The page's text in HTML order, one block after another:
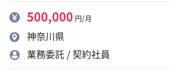
500,000 円/月
神奈川県
業務委託 / 契約社員